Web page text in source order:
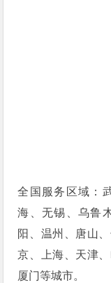
全国服务区域：
海、无锡、乌鲁
阳、温州、唐山
京、上海、天津
厦门等城市。